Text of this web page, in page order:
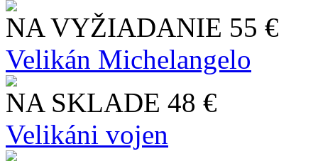
NA VYŽIADANIE 55 €
Velikán Michelangelo
NA SKLADE 48 €
Velikáni vojen